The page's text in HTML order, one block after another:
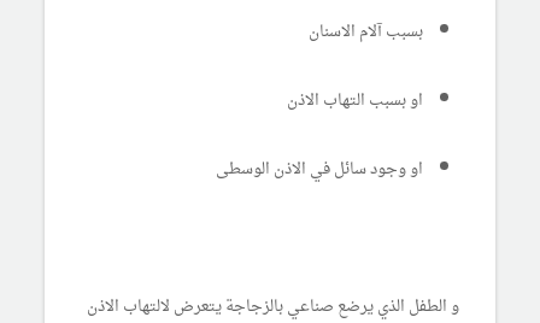
بسبب آلام الاسنان
او بسبب التهاب الاذن
او وجود سائل في الاذن الوسطى
و الطفل الذي يرضع صناعي بالزجاجة يتعرض لالتهاب الاذن